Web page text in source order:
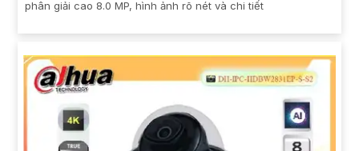
phân giải cao 8.0 MP, hình ảnh rõ nét và chi tiết